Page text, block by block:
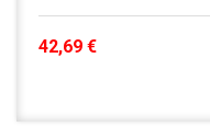
42,69 €